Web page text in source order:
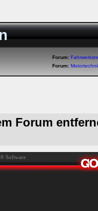
Forum:
Forum:
Forum
Software